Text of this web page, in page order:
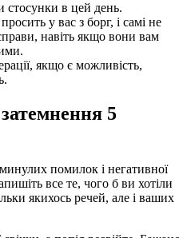
в цей день.
у вас з борг, і самі не
навіть якщо вони вам
якщо є можливість,
5
помилок і негативної
все те, чого б ви хотіли
якихось речей, але і ваших